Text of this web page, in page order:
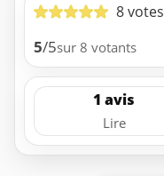
8 votes
5/5sur 8 votants
1 avis
Lire